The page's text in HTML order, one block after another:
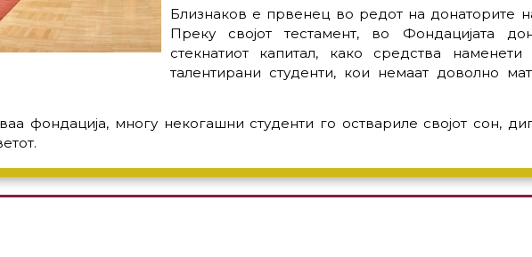
Близнаков е првенец во редот на донаторите
Преку својот тестамент, во Фондацијата
стекнатиот капитал, како средства
талентирани студенти, кои немаат доволно
фондација, многу некогашни студенти го оствариле својот сон,